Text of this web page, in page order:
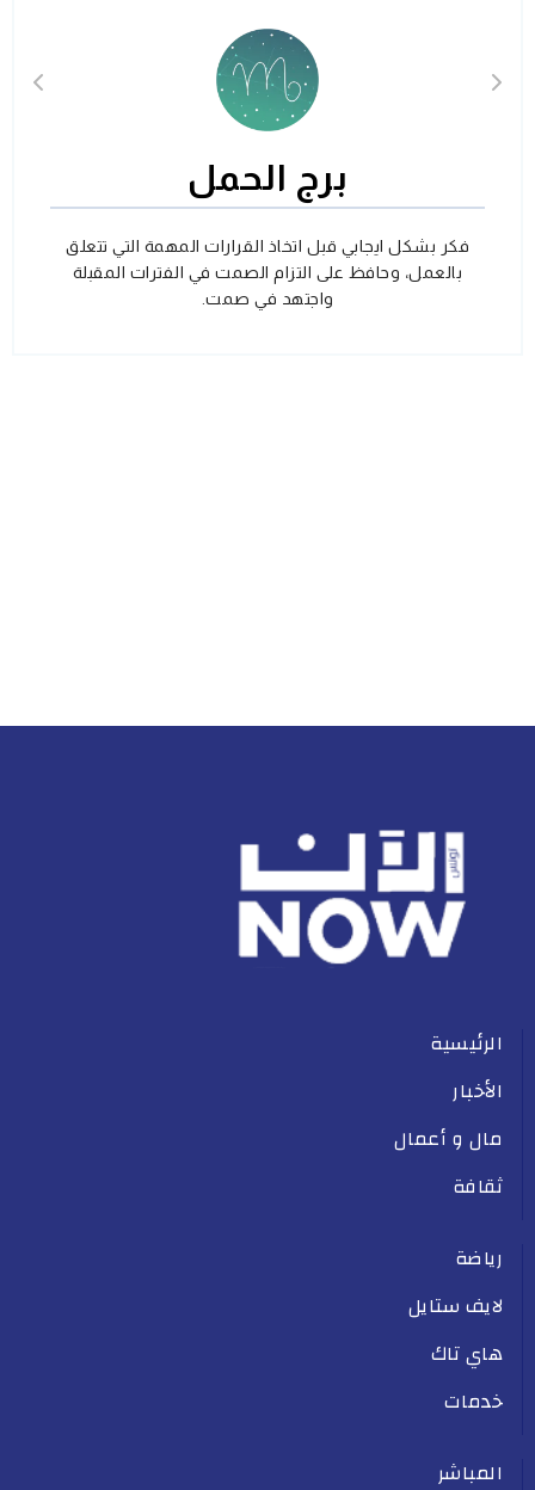
برج الحمل
فكر بشكل ايجابي قبل اتخاذ القرارات المهمة التي تتعلق
بالعمل، وحافظ على التزام الصمت في الفترات المقبلة
واجتهد في صمت.
الرئيسية
الأخبار
مال و أعمال
ثقافة
رياضة
لايف ستايل
هاي تاك
خدمات
المباشر